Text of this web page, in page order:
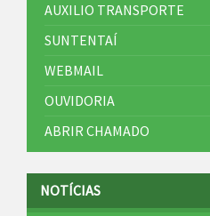
AUXILIO TRANSPORTE
SUNTENTAÍ
WEBMAIL
OUVIDORIA
ABRIR CHAMADO
NOTÍCIAS